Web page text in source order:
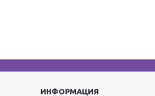
ИНФОРМАЦИЯ